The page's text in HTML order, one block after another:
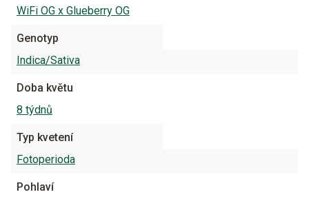
WiFi OG x Glueberry OG
Genotyp
Indica/Sativa
Doba květu
8 týdnů
Typ kvetení
Fotoperioda
Pohlaví